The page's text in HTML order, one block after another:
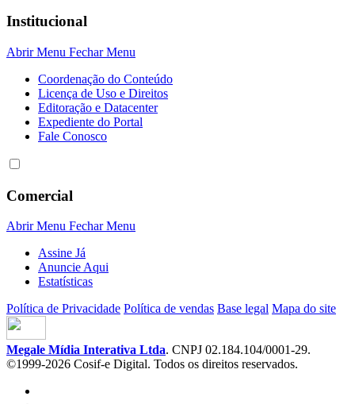
Institucional
Abrir Menu Fechar Menu
Coordenação do Conteúdo
Licença de Uso e Direitos
Editoração e Datacenter
Expediente do Portal
Fale Conosco
Comercial
Abrir Menu Fechar Menu
Assine Já
Anuncie Aqui
Estatísticas
Política de Privacidade Política de vendas Base legal Mapa do site
Megale Mídia Interativa Ltda. CNPJ 02.184.104/0001-29.
©1999-2026 Cosif-e Digital. Todos os direitos reservados.